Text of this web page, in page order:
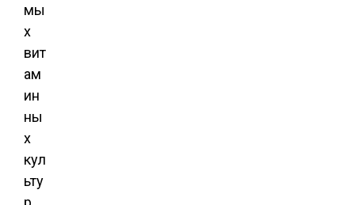
мы
х
вит
ам
ин
ны
х
кул
ьту